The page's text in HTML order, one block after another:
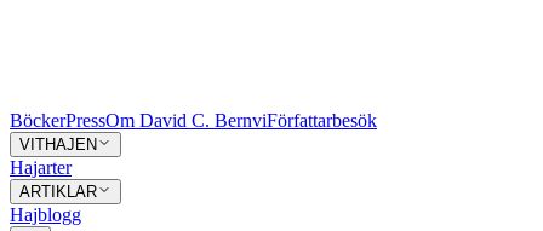
BöckerPressOm David C. BernviFörfattarbesök
VITHAJEN
Hajarter
ARTIKLAR
Hajblogg